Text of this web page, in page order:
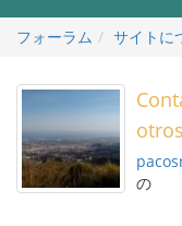
フォーラム
サイトに
の